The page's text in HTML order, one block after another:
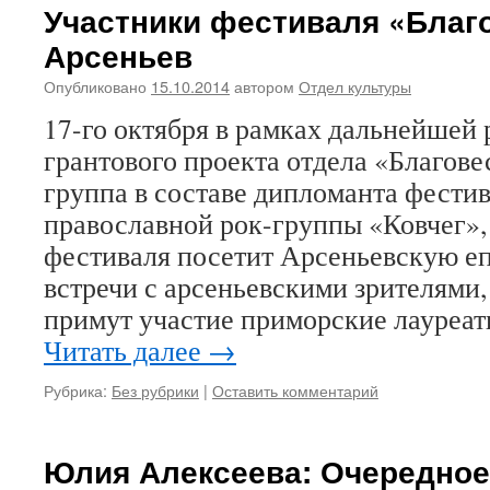
Участники фестиваля
Арсеньев
Опубликовано 15.10.2014автором Отдел культуры
17-го октября в рамках дальнейшей
грантового проекта отдела
группа в составе дипломанта
православной рок-группы
фестиваля посетит Арсеньевскую
встречи с арсеньевскими
примут участие приморские
Читать далее →
Рубрика: Без рубрики | Оставить комментарий
Юлия Алексеева: